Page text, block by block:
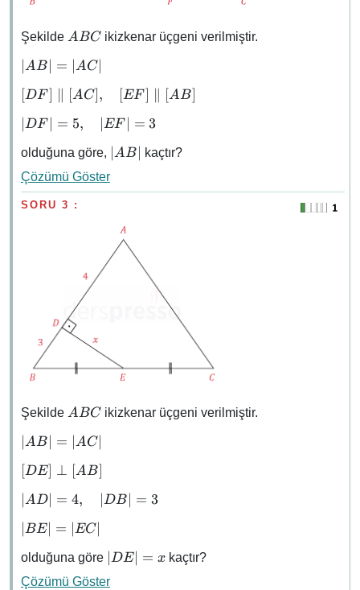
Şekilde ABC
ABC ikizkenar üçgeni verilmiştir.
\abs{AB}
\abs{AC}
∣AB∣ = ∣AC∣
[DF]
[AC],
\quad
[EF]
\parallel
[AB]
[DF] ∥ [AC], [EF] ∥ [AB]
\abs{DF}
\quad
\abs{EF}
= 3
∣DF ∣ = 5, ∣EF ∣ = 3
olduğuna göre, \abs{AB}
∣AB∣ kaçtır?
Çözümü Göster
SORU 3 :
Şekilde ABC
ABC ikizkenar üçgeni verilmiştir.
\abs{AB}
\abs{AC}
AB = AC∣
[DE]
[AB]
[DE] ⊥ [AB]
\abs{AD}
\quad
\abs{DB}
= 3
AD = 4, DB = 3
\abs{BE}
\abs{EC}
BE = EC
olduğuna göre \abs{DE}
DE = x kaçtır?
Çözümü Göster